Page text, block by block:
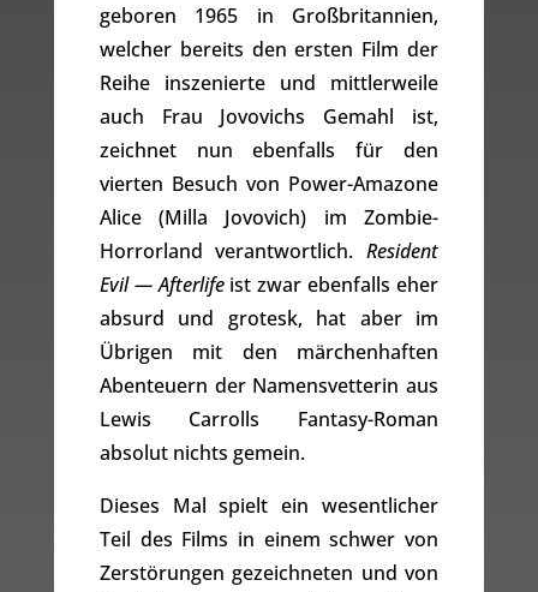
geboren 1965 in Großbritannien,
welcher bereits den ersten Film der
Reihe inszenierte und mittlerweile
auch Frau Jovovichs Gemahl ist,
zeichnet nun ebenfalls für den
vierten Besuch von Power-Amazone
Alice (Milla Jovovich) im Zombie-
Horrorland verantwortlich.Resident
Evil — Afterlifeist zwar ebenfalls eher
absurd und grotesk, hat aber im
Übrigen mit den märchenhaften
Abenteuern der Namensvetterin aus
Lewis Carrolls Fantasy-Roman
absolut nichts gemein.
Dieses Mal spielt ein wesentlicher
Teil des Films in einem schwer von
Zerstörungen gezeichneten und von